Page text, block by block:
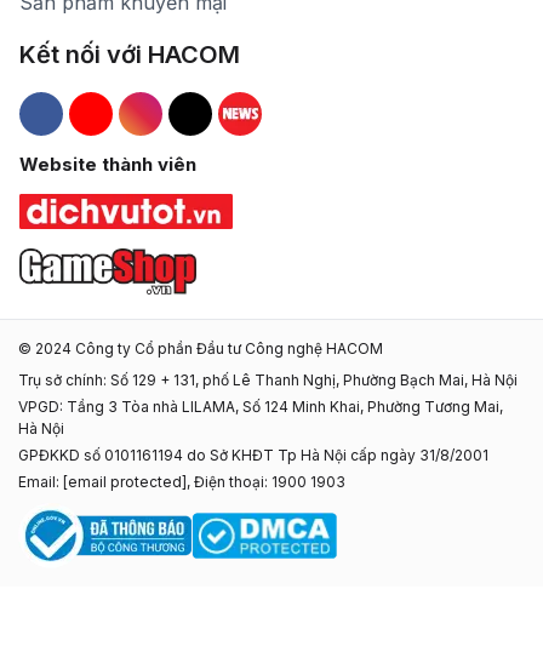
Kết nối với HACOM
Hacom Facebook
Hacom YouTube
Hacom Instagram
Hacom TikTok
Website thành viên
© 2024 Công ty Cổ phần Đầu tư Công nghệ HACOM
Trụ sở chính: Số 129 + 131, phố Lê Thanh Nghị, Phường Bạch Mai, Hà Nội
VPGD: Tầng 3 Tòa nhà LILAMA, Số 124 Minh Khai, Phường Tương Mai,
Hà Nội
GPĐKKD số 0101161194 do Sở KHĐT Tp Hà Nội cấp ngày 31/8/2001
Email: [email protected] , Điện thoại: 1900 1903